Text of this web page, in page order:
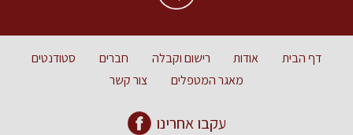
דף הבית אודות רישום וקבלה חברים
סטודנטים
מאגר המטפלים
צור קשר
עקבו אחרינו